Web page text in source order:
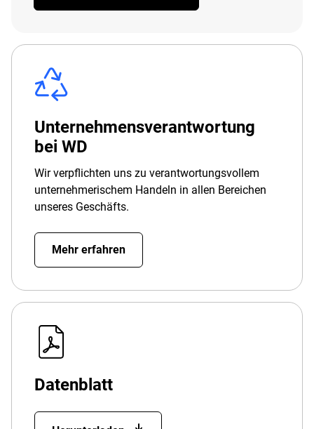
Unternehmensverantwortung
bei WD
Wir verpflichten uns zu verantwortungsvollem
unternehmerischem Handeln in allen Bereichen
unseres Geschäfts.
Mehr erfahren
Datenblatt